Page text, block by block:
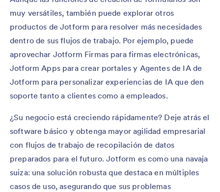
muy versátiles, también puede explorar otros
productos de Jotform para resolver más necesidades
dentro de sus flujos de trabajo. Por ejemplo, puede
aprovechar Jotform Firmas para firmas electrónicas,
Jotform Apps para crear portales y Agentes de IA de
Jotform para personalizar experiencias de IA que den
soporte tanto a clientes como a empleados.
¿Su negocio está creciendo rápidamente? Deje atrás el
software básico y obtenga mayor agilidad empresarial
con flujos de trabajo de recopilación de datos
preparados para el futuro. Jotform es como una navaja
suiza: una solución robusta que destaca en múltiples
casos de uso, asegurando que sus problemas